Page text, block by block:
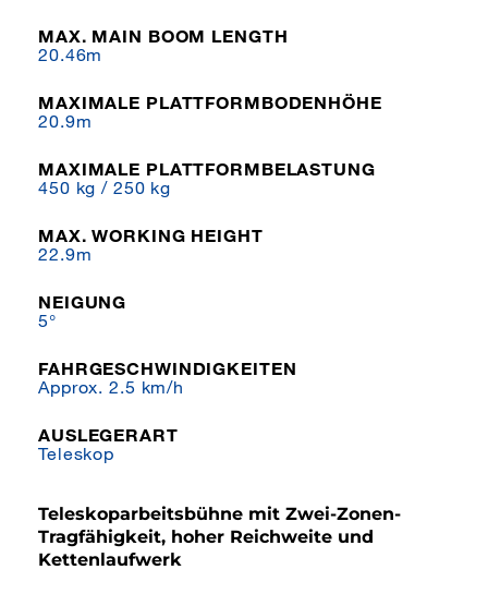
MAX. MAIN BOOM LENGTH
20.46m
MAXIMALE PLATTFORMBODENHÖHE
20.9m
MAXIMALE PLATTFORMBELASTUNG
450 kg / 250 kg
MAX. WORKING HEIGHT
22.9m
NEIGUNG
5°
FAHRGESCHWINDIGKEITEN
Approx. 2.5 km/h
AUSLEGERART
Teleskop
Teleskoparbeitsbühne mit Zwei-Zonen-
Tragfähigkeit, hoher Reichweite und
Kettenlaufwerk